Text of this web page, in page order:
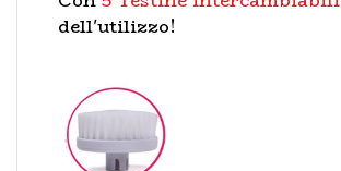
dell'utilizzo!